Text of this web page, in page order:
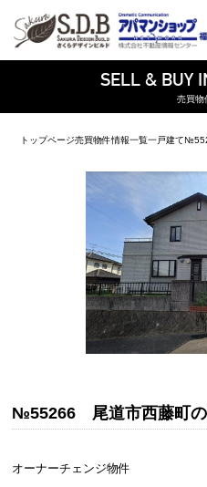
SELL & BUY
売買物
トップページ売買物件情報一覧一戸建て
№55266 尾道市西藤町
オーナーチェンジ物件